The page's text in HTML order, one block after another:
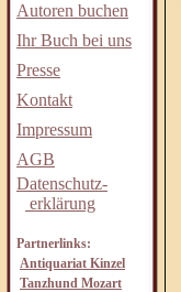
Autoren buchen
Ihr Buch bei uns
Presse
Kontakt
Impressum
AGB
Datenschutz-
erklärung
Partnerlinks:
Antiquariat Kinzel
Tanzhund Mozart